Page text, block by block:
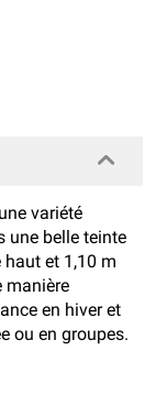
variété
une belle teinte
et 1,10 m
manière
en hiver et
ou en groupes.